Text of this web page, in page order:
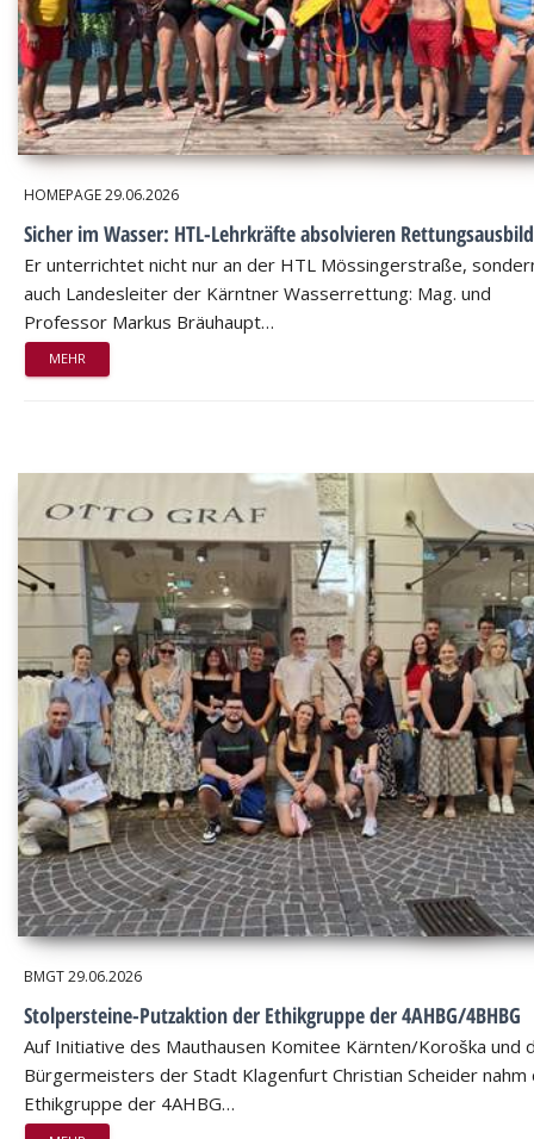
HOMEPAGE29.06.2026
Sicher im Wasser: HTL-Lehrkräfte absolvieren
Er unterrichtet nicht nur an der HTL Mössingerstraße,
auch Landesleiter der Kärntner Wasserrettung: Mag. und
Professor Markus Bräuhaupt…
MEHR
BMGT29.06.2026
Stolpersteine-Putzaktion der Ethikgruppe der 4AHBG/4BHBG
Auf Initiative des Mauthausen Komitee Kärnten/Koroška und
Bürgermeisters der Stadt Klagenfurt Christian Scheider nahm
Ethikgruppe der 4AHBG…